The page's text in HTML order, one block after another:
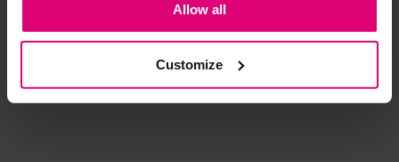
Allow all
Customize
bloemprint
Bomber
€ 159,95